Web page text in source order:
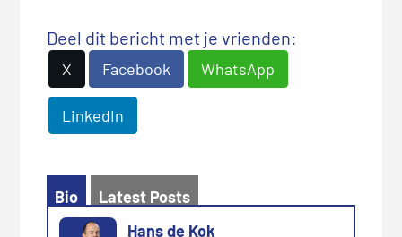
Deel dit bericht met je vrienden:
X Facebook WhatsApp
LinkedIn
Bio
Latest Posts
Hans de Kok